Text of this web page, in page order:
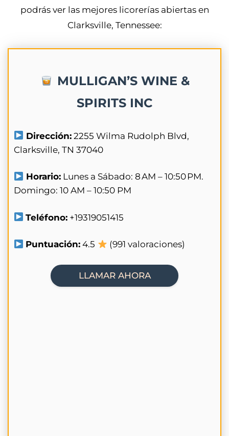
podrás ver las mejores licorerías abiertas en
Clarksville, Tennessee:
MULLIGAN’S WINE &
SPIRITS INC
Dirección: 2255 Wilma Rudolph Blvd,
Clarksville, TN 37040
Horario: Lunes a Sábado: 8 AM – 10:50 PM.
Domingo: 10 AM – 10:50 PM
Teléfono: +19319051415
Puntuación: 4.5 (991 valoraciones)
LLAMAR AHORA